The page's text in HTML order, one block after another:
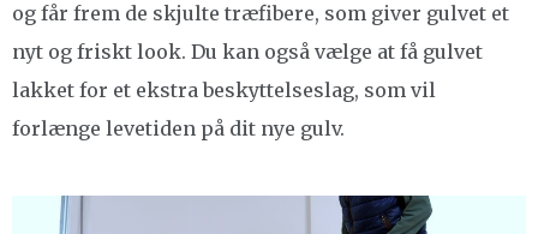
og får frem de skjulte træfibere, som giver gulvet et
nyt og friskt look. Du kan også vælge at få gulvet
lakket for et ekstra beskyttelseslag, som vil
forlænge levetiden på dit nye gulv.